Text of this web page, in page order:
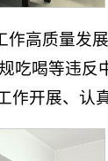
高质量发
吃喝等违
开展、认